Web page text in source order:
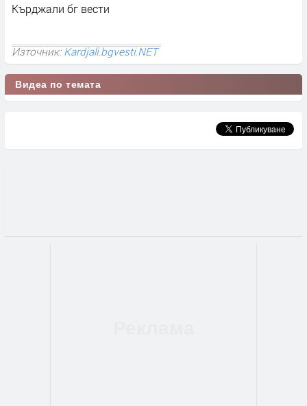
Кърджали бг вести
Източник:Kardjali.bgvesti.NET
Видеа по темата